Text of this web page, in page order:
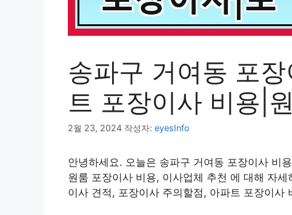
송파구 거여동 포
트 포장이사 비용|
2월 23, 2024 작성자: eyesInfo
안녕하세요. 오늘은 송파구 거여동 포장이사 비
원룸 포장이사 비용, 이사업체 추천 에 대해 자
이사 견적, 포장이사 주의할점, 아파트 포장이